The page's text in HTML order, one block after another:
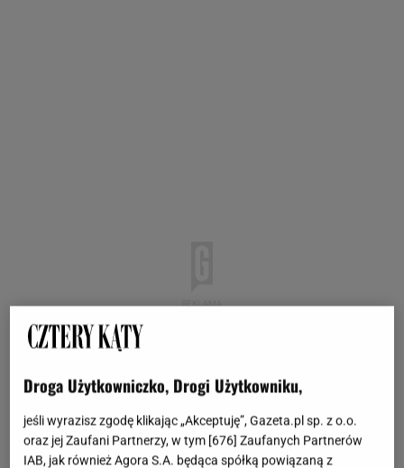
Droga Użytkowniczko, Drogi Użytkowniku,
jeśli wyrazisz zgodę klikając „Akceptuję”, Gazeta.pl sp. z o.o.
oraz jej Zaufani Partnerzy, w tym [676] Zaufanych Partnerów
IAB, jak również Agora S.A. będąca spółką powiązaną z